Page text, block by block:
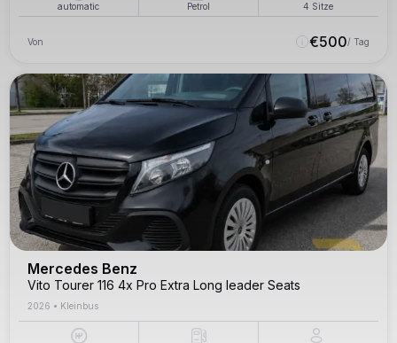
automatic Petrol 4 Sitze
Von €500/ Tag
Mercedes Benz
Vito Tourer 116 4x Pro Extra Long leader Seats
2026 • Kleinbus